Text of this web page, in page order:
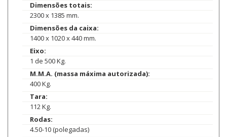
Dimensões totais:
2300 x 1385 mm.
Dimensões da caixa:
1400 x 1020 x 440 mm.
Eixo:
1 de 500 Kg.
M.M.A. (massa máxima autorizada):
400 Kg.
Tara:
112 Kg.
Rodas:
4.50-10 (polegadas)